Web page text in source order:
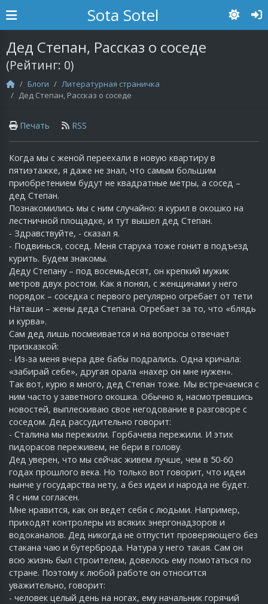
Sota Sotel
Дед Степан, Рассказ о соседе
(Рейтинг: 0)
Блоги
Литературная страничка
Дед Степан, Рассказ о соседе
Печать RSS
Когда мы с женой переехали в новую квартиру в
пятиэтажке, я даже не знал, что самым большим
приобретением будут не квадратные метры, а сосед –
дед Степан.
Познакомились мы с ним случайно: я курил в окошко на
лестничной площадке, и тут вышел дед Степан.
- Здравствуйте, - сказал я.
- Подвинься, сосед. Меня старуха тоже гонит в подъезд
курить. Будем знакомы.
Деду Степану – под восемьдесят, он крепкий мужик
метров двух ростом. Как я понял, с женщинами у него
порядок – соседка с первого регулярно огребает от тети
Наташи – жены деда Степана. Огребает за то, что «блядь
и курва».
Сам дед лишь посмеивается и на вопросы отвечает
призказкой:
- Из-за меня вчера две бабы подрались. Одна кричала:
«забирай себе», другая орала «нахер он мне нужен».
Так вот, курю я много, дед Степан тоже. Мы встречаемся с
ним часто у заветного окошка. Обычно я, насмотревшись
новостей, выплескиваю свое негодование в разговоре с
соседом. Дед рассудительно говорит:
- Сталина мы пережили. Горбачева пережили. И этих
пидорасов переживем, не бери в голову.
Дед уверен, что мы сейчас живем лучше, чем в 50-60
годах прошлого века. Но только вот говорит, что идеи
нынче у государства нету, а без идеи и народа не будет.
Я с ним согласен.
Мне нравится, как он ведет себя с людьми. Например,
приходят контролеры из всяких энергонадзоров и
водоканалов. Дед никогда не отпустит проверяющего без
стакана чаю и бутерброда. Натура у него такая. Сам он
всю жизнь был строителем, довелось ему помотаться по
стране. Поэтому к любой работе он относится
уважительно, говорит:
- человек целый день на ногах, ему начальник горячий